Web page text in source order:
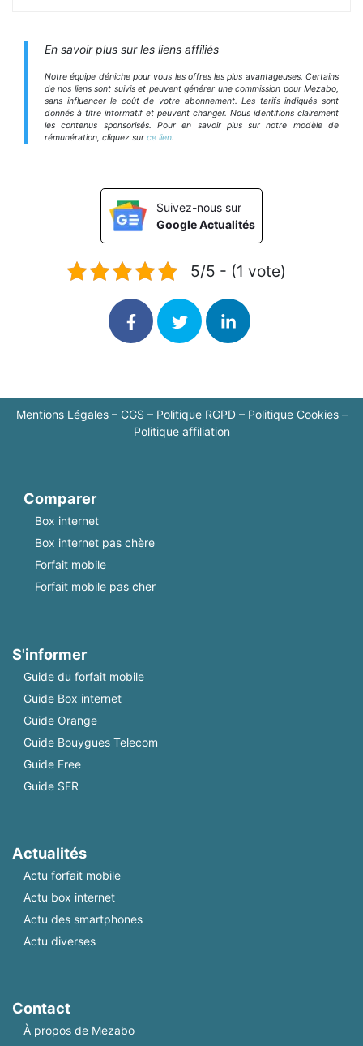
En savoir plus sur les liens affiliés
Notre équipe déniche pour vous les offres les plus avantageuses. Certains
de nos liens sont suivis et peuvent générer une commission pour Mezabo,
sans influencer le coût de votre abonnement. Les tarifs indiqués sont
donnés à titre informatif et peuvent changer. Nous identifions clairement
les contenus sponsorisés. Pour en savoir plus sur notre modèle de
rémunération, cliquez sur ce lien.
Suivez-nous sur
Google Actualités
5/5 - (1 vote)
Mentions Légales– CGS – Politique RGPD– Politique Cookies–
Politique affiliation
Comparer
Box internet
Box internet pas chère
Forfait mobile
Forfait mobile pas cher
S'informer
Guide du forfait mobile
Guide Box internet
Guide Orange
Guide Bouygues Telecom
Guide Free
Guide SFR
Actualités
Actu forfait mobile
Actu box internet
Actu des smartphones
Actu diverses
Contact
À propos de Mezabo